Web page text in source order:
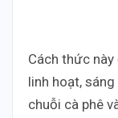
Cách thức
linh hoạt,
chuỗi cà phê